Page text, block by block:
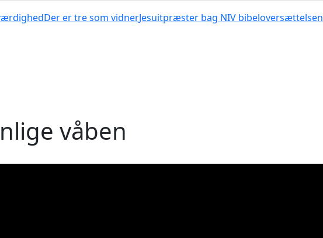
Der er tre som vidnerJesuitpræster bag NIV bibeloversættelsen
våben